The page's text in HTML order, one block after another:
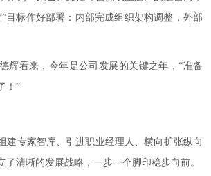
目标作好部署：内部完成组织架构调整，外部
辉看来，今年是公司发展的关键之年，“准备
！”
建专家智库、引进职业经理人、横向扩张纵向
了清晰的发展战略，一步一个脚印稳步向前。